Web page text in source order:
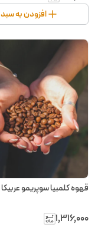
افزودن به سبد
قهوه کلمبیا سوپریمو عربیکا
۱٬۳۱۶٬۰۰۰